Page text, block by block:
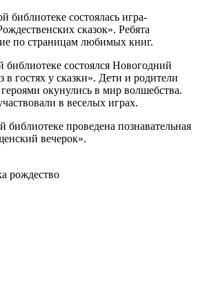
библиотеке состоялась игра-
сказок». Ребята
по страницам любимых книг.
состоялся Новогодний
гостях у сказки». Дети и родители
окунулись в мир волшебства.
в веселых играх.
библиотеке проведена познавательная
вечерок».